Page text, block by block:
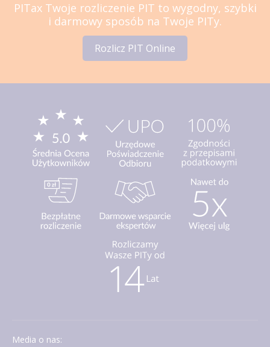
PITax Twoje rozliczenie PIT to wygodny, szybki
i darmowy sposób na Twoje PITy.
Rozlicz PIT Online
Media o nas: